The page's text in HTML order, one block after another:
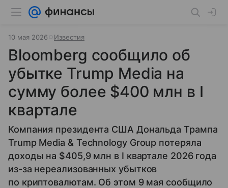
10 мая 2026 Известия
Bloomberg сообщило об
убытке Trump Media на
сумму более $400 млн в I
квартале
Компания президента США Дональда Трампа
Trump Media & Technology Group потеряла
доходы на $405,9 млн в I квартале 2026 года
из-за нереализованных убытков
по криптовалютам. Об этом 9 мая сообщило